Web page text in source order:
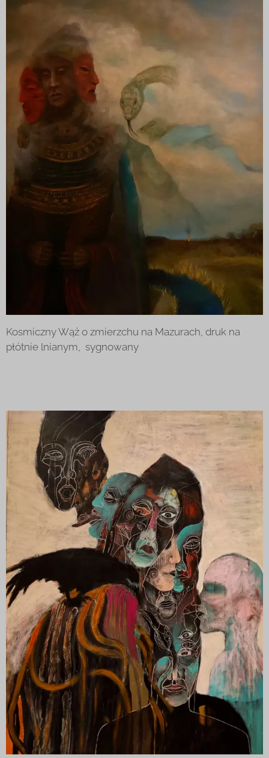
Kosmiczny Wąż o zmierzchu na Mazurach, druk na
płótnie lnianym, sygnowany